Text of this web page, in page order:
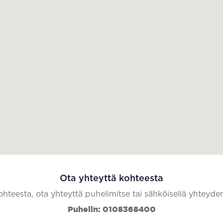
Ota yhteyttä kohteesta
ota yhteyttä puhelimitse tai sähköisellä
Puhelin: 0108368400